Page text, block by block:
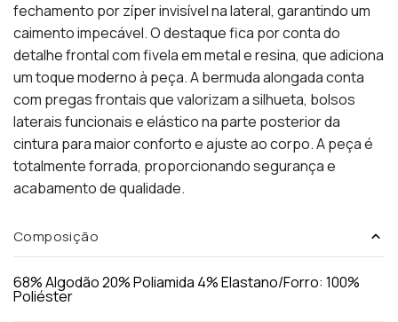
fechamento por zíper invisível na lateral, garantindo um
caimento impecável. O destaque fica por conta do
detalhe frontal com fivela em metal e resina, que adiciona
um toque moderno à peça. A bermuda alongada conta
com pregas frontais que valorizam a silhueta, bolsos
laterais funcionais e elástico na parte posterior da
cintura para maior conforto e ajuste ao corpo. A peça é
totalmente forrada, proporcionando segurança e
acabamento de qualidade.
Composição
68% Algodão 20% Poliamida 4% Elastano/Forro: 100%
Poliéster